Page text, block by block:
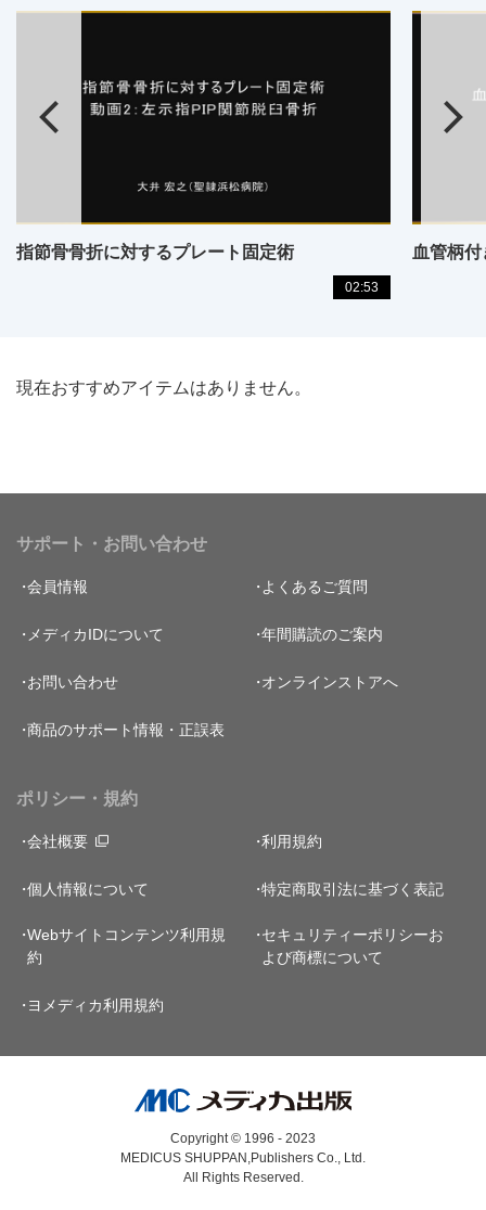
指節骨骨折に対するプレート固定術
02:53
血管柄
現在おすすめアイテムはありません。
サポート・お問い合わせ
会員情報 よくあるご質問
メディカIDについて 年間購読のご案内
お問い合わせ オンラインストアへ
商品のサポート情報・正誤表
ポリシー・規約
会社概要 利用規約
個人情報について 特定商取引法に基づく表記
Webサイトコンテンツ利用規
約
セキュリティーポリシーお
よび商標について
ヨメディカ利用規約
Copyright © 1996 - 2023
MEDICUS SHUPPAN,Publishers Co., Ltd.
All Rights Reserved.